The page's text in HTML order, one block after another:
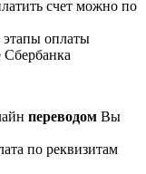
счет можно по
этапы оплаты
переводом Вы
по реквизитам